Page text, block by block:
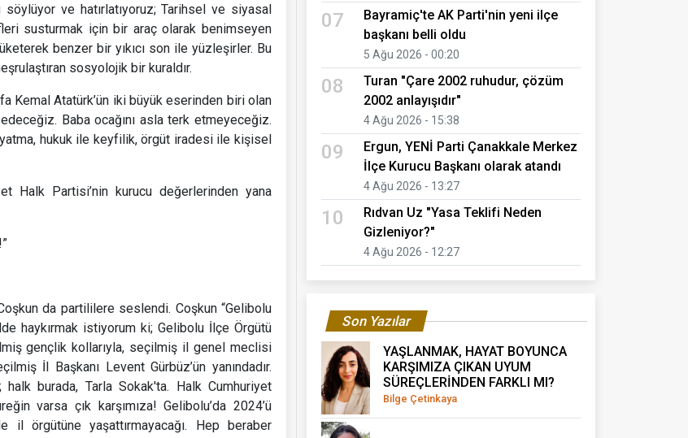
ve hatırlatıyoruz; Tarihsel ve siyasal
susturmak için bir araç olarak benimseyen
benzer bir yıkıcı son ile yüzleşirler. Bu
sosyolojik bir kuraldır.
Kemal Atatürk’ün iki büyük eserinden biri olan
Baba ocağını asla terk etmeyeceğiz.
hukuk ile keyfilik, örgüt iradesi ile kişisel
Halk Partisi’nin kurucu değerlerinden yana
da partililere seslendi. Coşkun “Gelibolu
haykırmak istiyorum ki; Gelibolu İlçe Örgütü
gençlik kollarıyla, seçilmiş il genel meclisi
İl Başkanı Levent Gürbüz’ün yanındadır.
halk burada, Tarla Sokak'ta. Halk Cumhuriyet
varsa çık karşımıza! Gelibolu’da 2024’ü
il örgütüne yaşattırmayacağı. Hep beraber
07
Bayramiç'te AK Parti'nin yeni ilçe
başkanı belli oldu
5 Ağu 2026 - 00:20
08
Turan "Çare 2002 ruhudur, çözüm
2002 anlayışıdır"
4 Ağu 2026 - 15:38
09
Ergun, YENİ Parti Çanakkale Merkez
İlçe Kurucu Başkanı olarak atandı
4 Ağu 2026 - 13:27
10
Rıdvan Uz "Yasa Teklifi Neden
Gizleniyor?"
4 Ağu 2026 - 12:27
Son Yazılar
YAŞLANMAK, HAYAT BOYUNCA
KARŞIMIZA ÇIKAN UYUM
SÜREÇLERİNDEN FARKLI MI?
Bilge Çetinkaya